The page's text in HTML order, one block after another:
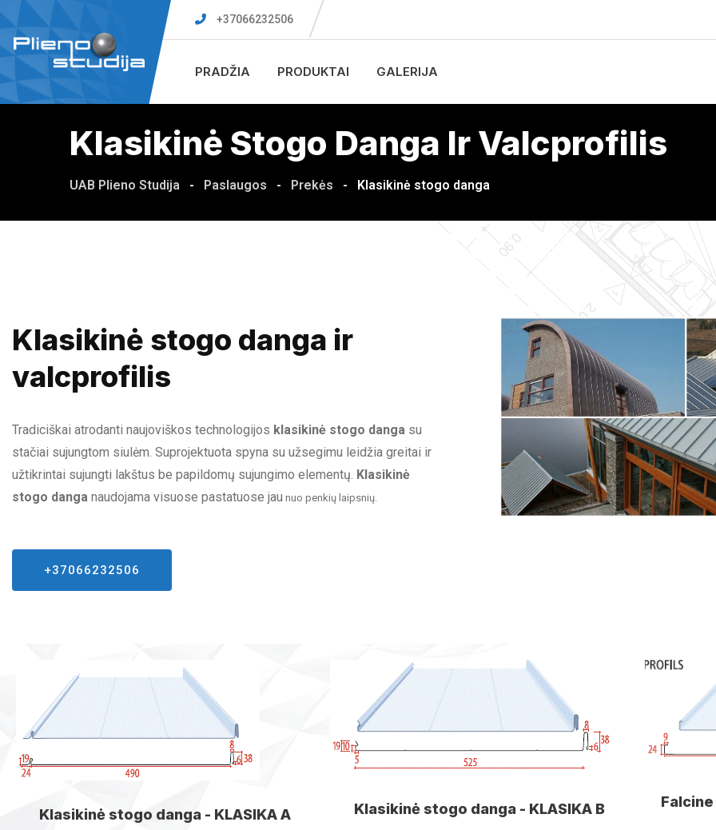
+37066232506
PRADŽIA PRODUKTAI GALERIJA
Klasikinė Stogo Danga Ir Valcprofilis
UAB Plieno Studija - Paslaugos - Prekės - Klasikinė stogo danga
Klasikinė stogo danga ir
valcprofilis
Tradiciškai atrodanti naujoviškos technologijos klasikinė stogo danga su
stačiai sujungtom siulėm. Suprojektuota spyna su užsegimu leidžia greitai ir
užtikrintai sujungti lakštus be papildomų sujungimo elementų. Klasikinė
stogo danga naudojama visuose pastatuose jau nuo penkių laipsnių.
+37066232506
Klasikinė stogo danga - KLASIKA A Klasikinė stogo danga - KLASIKA B Falcine